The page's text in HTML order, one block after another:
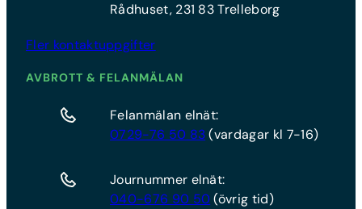
Rådhuset, 231 83 Trelleborg
Fler kontaktuppgifter
AVBROTT & FELANMÄLAN
Felanmälan elnät:
0729-76 50 83(vardagar kl 7-16)
Journummer elnät:
040-676 90 50(övrig tid)